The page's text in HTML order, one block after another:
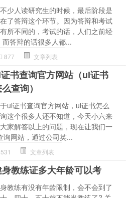
少人读研究生的时候，最后阶段是
了答辩这个环节。因为答辩和考试
所不同的，考试的话，人们之前经
答辩的话很多人都...
877 文章列表
书查询官方网站（ul证书
查询）
ul证书查询官方网站，ul证书怎么
这个很多人还不知道，今天小六来
家解答以上的问题，现在让我们一
询网站，通过公司英...
531 文章列表
教练证多大年龄可以考
教练有没有年龄限制，会不会到了